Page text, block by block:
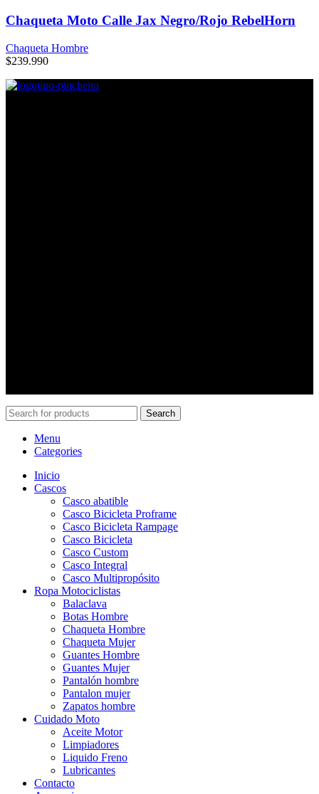
Chaqueta Moto Calle Jax Negro/Rojo RebelHorn
Chaqueta Hombre
$239.990
Search
Menu
Categories
Inicio
Cascos
Casco abatible
Casco Bicicleta Proframe
Casco Bicicleta Rampage
Casco Bicicleta
Casco Custom
Casco Integral
Casco Multipropósito
Ropa Motociclistas
Balaclava
Botas Hombre
Chaqueta Hombre
Chaqueta Mujer
Guantes Hombre
Guantes Mujer
Pantalón hombre
Pantalon mujer
Zapatos hombre
Cuidado Moto
Aceite Motor
Limpiadores
Liquido Freno
Lubricantes
Contacto